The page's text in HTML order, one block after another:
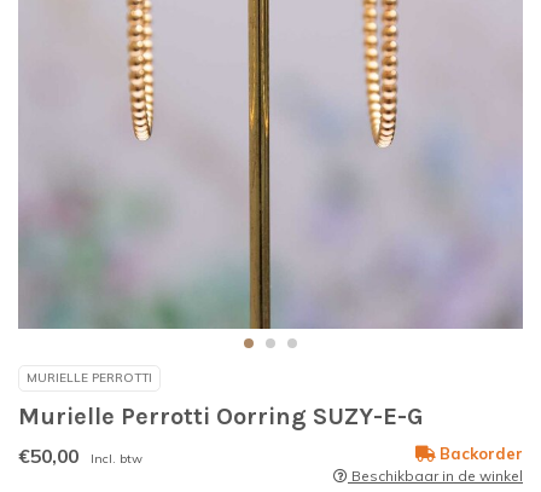
MURIELLE PERROTTI
Murielle Perrotti Oorring SUZY-E-G
€50,00 Incl. btw Backorder
Beschikbaar in de winkel